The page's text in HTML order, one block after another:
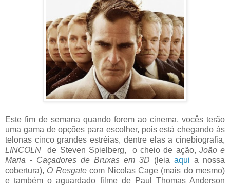
Este fim de semana quando forem ao cinema, vocês terão
uma gama de opções para escolher, pois está chegando às
telonas cinco grandes estréias, dentre elas a cinebiografia,
LINCOLN
de Steven Spielberg, o cheio de ação, João e
Maria - Caçadores de Bruxas em 3D (leia aqui a nossa
cobertura), O Resgatecom Nicolas Cage (mais do mesmo)
e também o aguardado filme de Paul Thomas Anderson